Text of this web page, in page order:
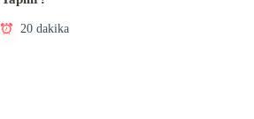
20 dakika